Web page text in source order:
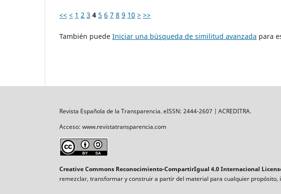
<< < 1 2 3 4 5 6 7 8 9 10 > >>
También puede Iniciar una búsqueda de similitud avanzada para
Revista Española de la Transparencia. eISSN: 2444-2607 | ACREDITRA.
Acceso: www.revistatransparencia.com
Creative Commons Reconocimiento-CompartirIgual 4.0 Internacional
remezclar, transformar y construir a partir del material para cualquier propósito,